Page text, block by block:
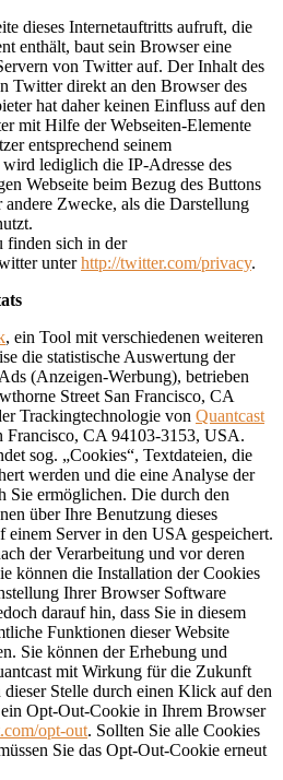
dieses Internetauftritts aufruft, die
enthält, baut sein Browser eine
von Twitter auf. Der Inhalt des
Twitter direkt an den Browser des
hat daher keinen Einfluss auf den
mit Hilfe der Webseiten-Elemente
entsprechend seinem
lediglich die IP-Adresse des
Webseite beim Bezug des Buttons
Zwecke, als die Darstellung
finden sich in der
unterhttp://twitter.com/privacy.
, ein Tool mit verschiedenen weiteren
die statistische Auswertung der
(Anzeigen-Werbung), betrieben
Street San Francisco, CA
Trackingtechnologie von Quantcast
Francisco, CA 94103-3153, USA.
sog. „Cookies“, Textdateien, die
werden und die eine Analyse der
Sie ermöglichen. Die durch den
über Ihre Benutzung dieses
einem Server in den USA gespeichert.
der Verarbeitung und vor deren
können die Installation der Cookies
Ihrer Browser Software
darauf hin, dass Sie in diesem
Funktionen dieser Website
Sie können der Erhebung und
mit Wirkung für die Zukunft
Stelle durch einen Klick auf den
Opt-Out-Cookie in Ihrem Browser
opt-out. Sollten Sie alle Cookies
Sie das Opt-Out-Cookie erneut